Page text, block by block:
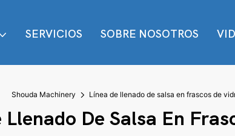
SERVICIOS SOBRE NOSOTROS
Shouda Machinery Línea de llenado de salsa en frascos de
Llenado De Salsa En